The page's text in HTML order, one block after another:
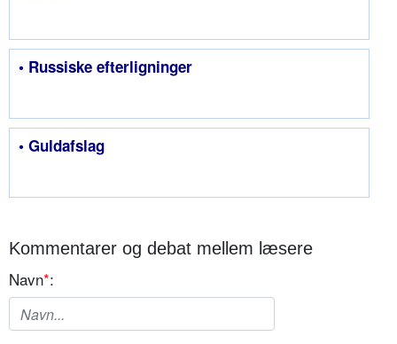
• Russiske efterligninger
• Guldafslag
Kommentarer og debat mellem læsere
Navn*: